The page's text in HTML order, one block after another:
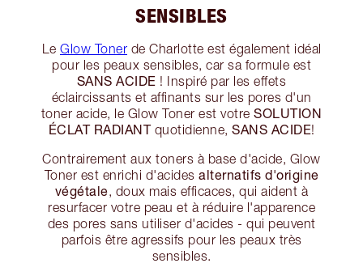
SENSIBLES
Le Glow Toner de Charlotte est également idéal
pour les peaux sensibles, car sa formule est
SANS ACIDE ! Inspiré par les effets
éclaircissants et affinants sur les pores d'un
toner acide, le Glow Toner est votreSOLUTION
ÉCLAT RADIANTquotidienne, SANS ACIDE!
Contrairement aux toners à base d'acide, Glow
Toner est enrichi d'acides alternatifs d'origine
végétale, doux mais efficaces, qui aident à
resurfacer votre peau et à réduire l'apparence
des pores sans utiliser d'acides - qui peuvent
parfois être agressifs pour les peaux très
sensibles.